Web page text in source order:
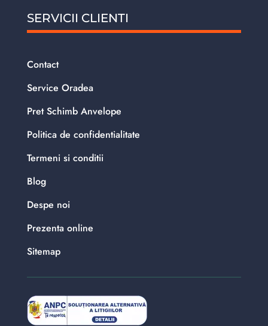
SERVICII CLIENTI
Contact
Service Oradea
Pret Schimb Anvelope
Politica de confidentialitate
Termeni si conditii
Blog
Despe noi
Prezenta online
Sitemap